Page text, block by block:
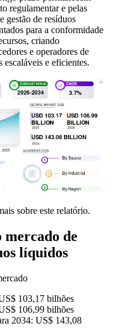
regulamentar e pelas
gestão de resíduos
para a conformidade
criando
e operadores de
escaláveis ​​e eficientes.
sobre este relatório.
mercado de
líquidos
103,17 bilhões
106,99 bilhões
2034: US$ 143,08